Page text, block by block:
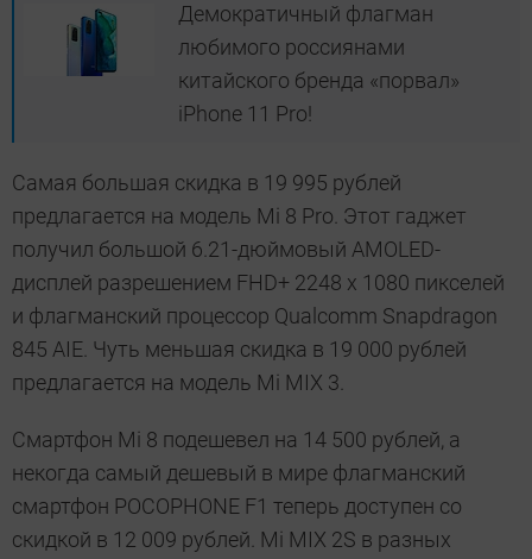
Демократичный флагман
любимого россиянами
китайского бренда «порвал»
iPhone 11 Pro!
Самая большая скидка в 19 995 рублей
предлагается на модель Mi 8 Pro. Этот гаджет
получил большой 6.21-дюймовый AMOLED-
дисплей разрешением FHD+ 2248 x 1080 пикселей
и флагманский процессор Qualcomm Snapdragon
845 AIE. Чуть меньшая скидка в 19 000 рублей
предлагается на модель Mi MIX 3.
Смартфон Mi 8 подешевел на 14 500 рублей, а
некогда самый дешевый в мире флагманский
смартфон POCOPHONE F1 теперь доступен со
скидкой в 12 009 рублей. Mi MIX 2S в разных